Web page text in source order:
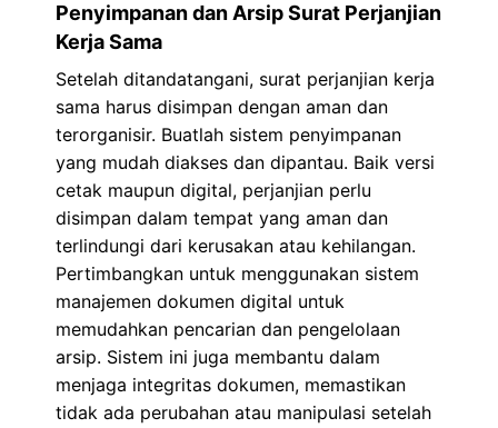
Penyimpanan dan Arsip Surat Perjanjian
Kerja Sama
Setelah ditandatangani, surat perjanjian kerja
sama harus disimpan dengan aman dan
terorganisir. Buatlah sistem penyimpanan
yang mudah diakses dan dipantau. Baik versi
cetak maupun digital, perjanjian perlu
disimpan dalam tempat yang aman dan
terlindungi dari kerusakan atau kehilangan.
Pertimbangkan untuk menggunakan sistem
manajemen dokumen digital untuk
memudahkan pencarian dan pengelolaan
arsip. Sistem ini juga membantu dalam
menjaga integritas dokumen, memastikan
tidak ada perubahan atau manipulasi setelah